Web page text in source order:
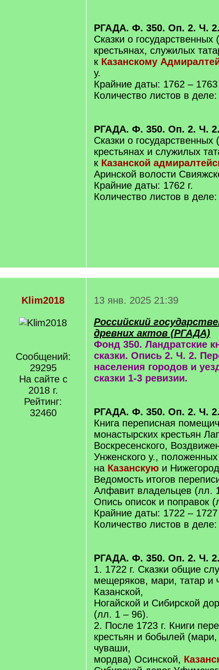
РГАДА. Ф. 350. Оп. 2. Ч.
Сказки о государственных
крестьянах, служилых
к Казанскому
у.
Крайние даты: 1762 – 1763
Количество листов в
РГАДА. Ф. 350. Оп. 2. Ч.
Сказки о
крестьянах и служилых
к Казанской
Аринской волости
Крайние даты: 1762 г.
Количество листов в
Klim2018
Сообщений:
29295
На сайте с
2018 г.
Рейтинг:
32460
13 янв. 2025 21:39
Российский
древних актов (РГАДА)
Фонд 350. Ландратские
сказки. Опись 2. Ч. 2.
населения городов и
сказки 1-3 ревизии.
РГАДА. Ф. 350. Оп. 2. Ч.
Книга переписная
монастырских крестьян
Воскресенского,
Унженского у.,
на Казанскую и
Ведомость итогов
Алфавит владельцев (лл.
Опись описок и поправок
Крайние даты: 1722 – 1727
Количество листов в
РГАДА. Ф. 350. Оп. 2. Ч.
1. 1722 г. Сказки общие
мещеряков, мари, татар и
Казанской,
Ногайской и Сибирской
(лл. 1 – 96).
2. После 1723 г. Книги
крестьян и бобылей
чуваши,
мордва) Осинской,